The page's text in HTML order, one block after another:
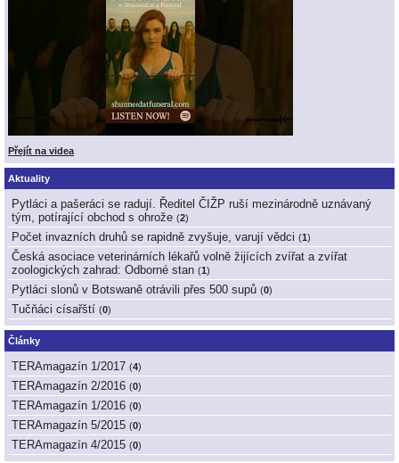
Přejít na videa
Aktuality
Pytláci a pašeráci se radují. Ředitel ČIŽP ruší mezinárodně uznávaný
tým, potírající obchod s ohrože (2)
Počet invazních druhů se rapidně zvyšuje, varují vědci (1 )
Česká asociace veterinárních lékařů volně žijících zvířat a zvířat
zoologických zahrad: Odborné stan (1 )
Pytláci slonů v Botswaně otrávili přes 500 supů (0)
Tučňáci císařští (0)
Články
TERAmagazín 1/2017 (4)
TERAmagazín 2/2016 (0)
TERAmagazín 1/2016 (0)
TERAmagazín 5/2015 (0)
TERAmagazín 4/2015 (0)